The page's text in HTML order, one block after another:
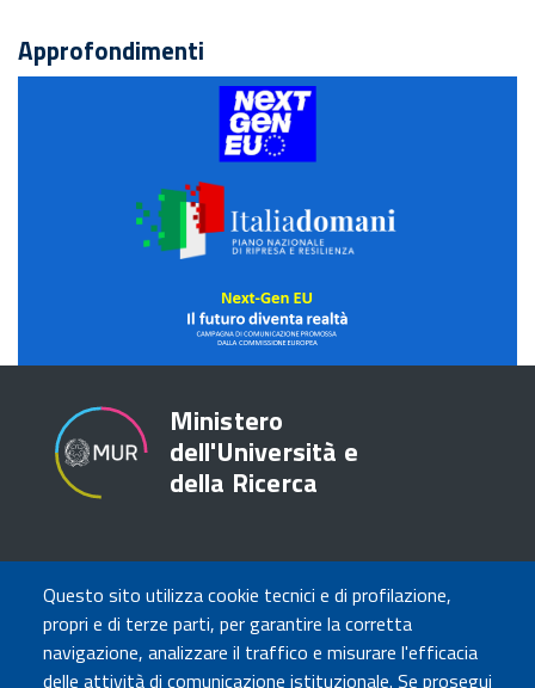
Questo sito utilizza cookie tecnici e di profilazione,
propri e di terze parti, per garantire la corretta
navigazione, analizzare il traffico e misurare l'efficacia
delle attività di comunicazione istituzionale. Se prosegui
Approfondimenti
NextGENEU
Italia
domani
NextGEN
Futuro
Domani
Ministero
dell'Università e
della Ricerca
TRASPARENZA
Amministrazione Trasparente
Atti di notifica
Albo online